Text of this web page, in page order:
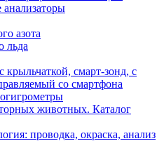
анализаторы
азота
льда
крыльчаткой, смарт-зонд, с
со смартфона
животных. Каталог
проводка, окраска, анализ